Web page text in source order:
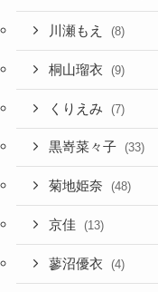
川瀬もえ (8)
桐山瑠衣 (9)
くりえみ (7)
黒嵜菜々子 (33)
菊地姫奈 (48)
京佳 (13)
蓼沼優衣 (4)